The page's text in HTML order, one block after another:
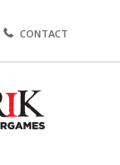
CONTACT